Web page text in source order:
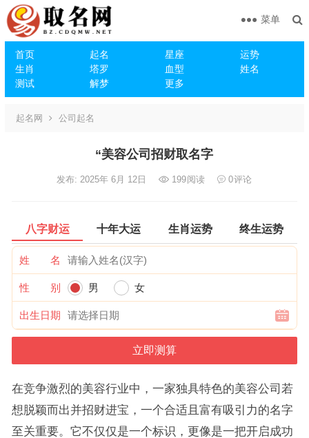
首页 起名 星座
运势
生肖
塔罗 血型
姓名
测试
解梦 更多
菜单
起名网 公司起名
“美容公司招财取名字
发布: 2025年 6月 12日 199阅读 0评论
八字财运 十年大运 生肖运势 终生运势
姓 名
性 别 男 女
出生日期
在竞争激烈的美容行业中，一家独具特色的美容公司若
想脱颖而出并招财进宝，一个合适且富有吸引力的名字
至关重要。它不仅仅是一个标识，更像是一把开启成功